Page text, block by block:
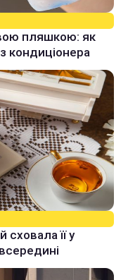
пляшкою: як
кондиціонера
сховала її у